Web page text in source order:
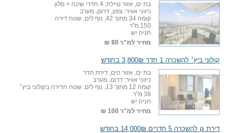
בת ים, אזור טיילת, 4 חדרי שינה + סלון
כיווני אוויר: צפון, דרום, מערב
קומה 34 מתוך 42, נוף לים, שטח דירה
150 מ"ר
חניה יש
מחיר למ"ר 80 ₪
קולוני ביץ׳ להשכרה 1 חדר 3,800₪ בחודש
בת ים, אזור הים, דירת חדר
כיווני אוויר: דרום, מערב
קומה 12 מתוך 13, נוף לים, שטח הדירה בקולוני ביץ׳
38 מ"ר
חניה יש
מחיר למ"ר 100 ₪
דירת גן להשכרה 5 חדרים 14,000₪ בחודש